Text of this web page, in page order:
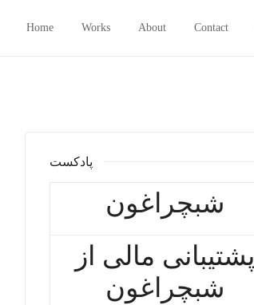
Home Works About Contact
پادکست
شبچراغون
پشتیبانی مالی از
شبچراغون